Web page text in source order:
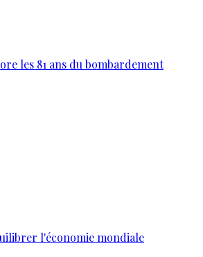
les 81 ans du bombardement
l'économie mondiale